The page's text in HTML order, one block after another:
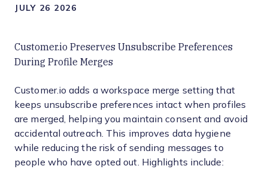
JULY 26 2026
Customer.io Preserves Unsubscribe Preferences
During Profile Merges
Customer.io adds a workspace merge setting that
keeps unsubscribe preferences intact when profiles
are merged, helping you maintain consent and avoid
accidental outreach. This improves data hygiene
while reducing the risk of sending messages to
people who have opted out. Highlights include: